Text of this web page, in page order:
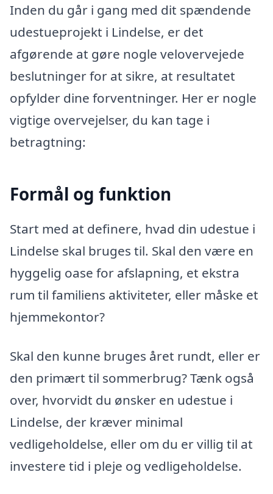
Inden du går i gang med dit spændende
udestueprojekt i Lindelse, er det
afgørende at gøre nogle velovervejede
beslutninger for at sikre, at resultatet
opfylder dine forventninger. Her er nogle
vigtige overvejelser, du kan tage i
betragtning:
Formål og funktion
Start med at definere, hvad din udestue i
Lindelse skal bruges til. Skal den være en
hyggelig oase for afslapning, et ekstra
rum til familiens aktiviteter, eller måske et
hjemmekontor?
Skal den kunne bruges året rundt, eller er
den primært til sommerbrug? Tænk også
over, hvorvidt du ønsker en udestue i
Lindelse, der kræver minimal
vedligeholdelse, eller om du er villig til at
investere tid i pleje og vedligeholdelse.